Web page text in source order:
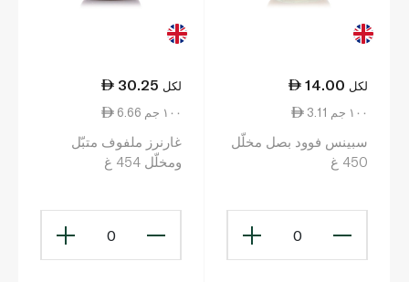
14.00 لكل
3.11 ١٠٠ جم
سبينس فوود بصل مخلّل
450 غ
0
30.25 لكل
6.66 ١٠٠ جم
غارنرز ملفوف متبّل
ومخلّل 454 غ
0